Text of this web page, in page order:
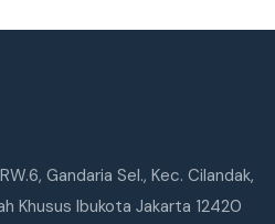
Gandaria Sel., Kec. Cilandak,
Khusus Ibukota Jakarta 12420